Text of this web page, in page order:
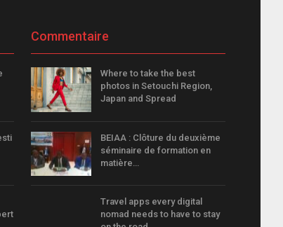
Commentaire
Where to take the best
photos in Setouchi Region,
Japan and Spread
BEIAA : Clôture du deuxième
séminaire de formation en
matière…
Travel apps every digital
nomad needs to have to stay